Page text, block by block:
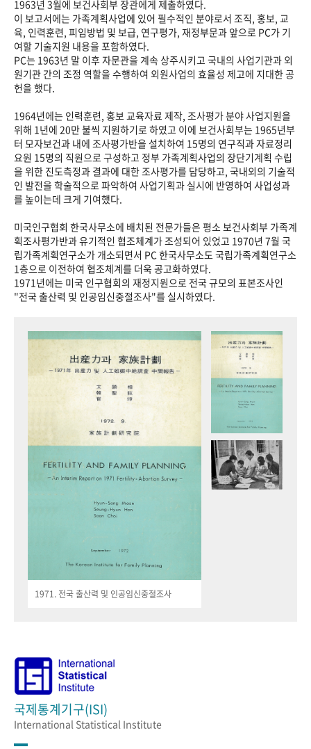
1963년 3월에 보건사회부 장관에게 제출하였다.
이 보고서에는 가족계획사업에 있어 필수적인 분야로서 조직, 홍보, 교
육, 인력훈련, 피임방법 및 보급, 연구평가, 재정부문과 앞으로 PC가 기
여할 기술지원 내용을 포함하였다.
PC는 1963년 말 이후 자문관을 계속 상주시키고 국내의 사업기관과 외
원기관 간의 조정 역할을 수행하여 외원사업의 효율성 제고에 지대한 공
헌을 했다.
1964년에는 인력훈련, 홍보 교육자료 제작, 조사평가 분야 사업지원을
위해 1년에 20만 불씩 지원하기로 하였고 이에 보건사회부는 1965년부
터 모자보건과 내에 조사평가반을 설치하여 15명의 연구직과 자료정리
요원 15명의 직원으로 구성하고 정부 가족계획사업의 장단기계획 수립
을 위한 진도측정과 결과에 대한 조사평가를 담당하고, 국내외의 기술적
인 발전을 학술적으로 파악하여 사업기획과 실시에 반영하여 사업성과
를 높이는데 크게 기여했다.
미국인구협회 한국사무소에 배치된 전문가들은 평소 보건사회부 가족계
획조사평가반과 유기적인 협조체계가 조성되어 있었고 1970년 7월 국
립가족계획연구소가 개소되면서 PC 한국사무소도 국립가족계획연구소
1층으로 이전하여 협조체계를 더욱 공고화하였다.
1971년에는 미국 인구협회의 재정지원으로 전국 규모의 표본조사인
"전국 출산력 및 인공임신중절조사"를 실시하였다.
1971. 전국 출산력 및 인공임신중절조사
국제통계기구(ISI)
International Statistical Institute